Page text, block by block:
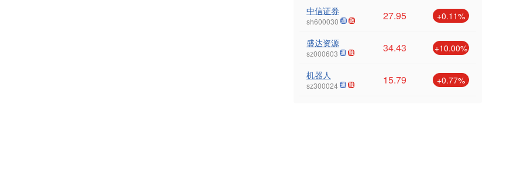
中信证券
sh600030 27.95 +0.11%
盛达资源
sz000603 34.43 +10.00%
机器人
sz300024 15.79 +0.77%